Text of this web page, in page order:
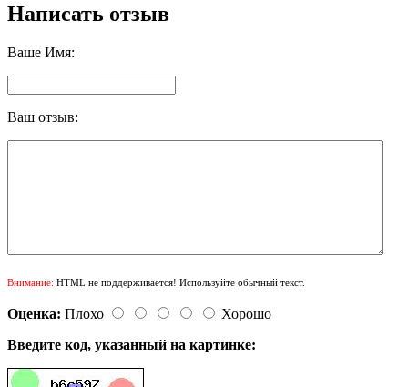
Написать отзыв
Ваше Имя:
Ваш отзыв:
Внимание: HTML не поддерживается! Используйте обычный текст.
Оценка: Плохо
Хорошо
Введите код, указанный на картинке: